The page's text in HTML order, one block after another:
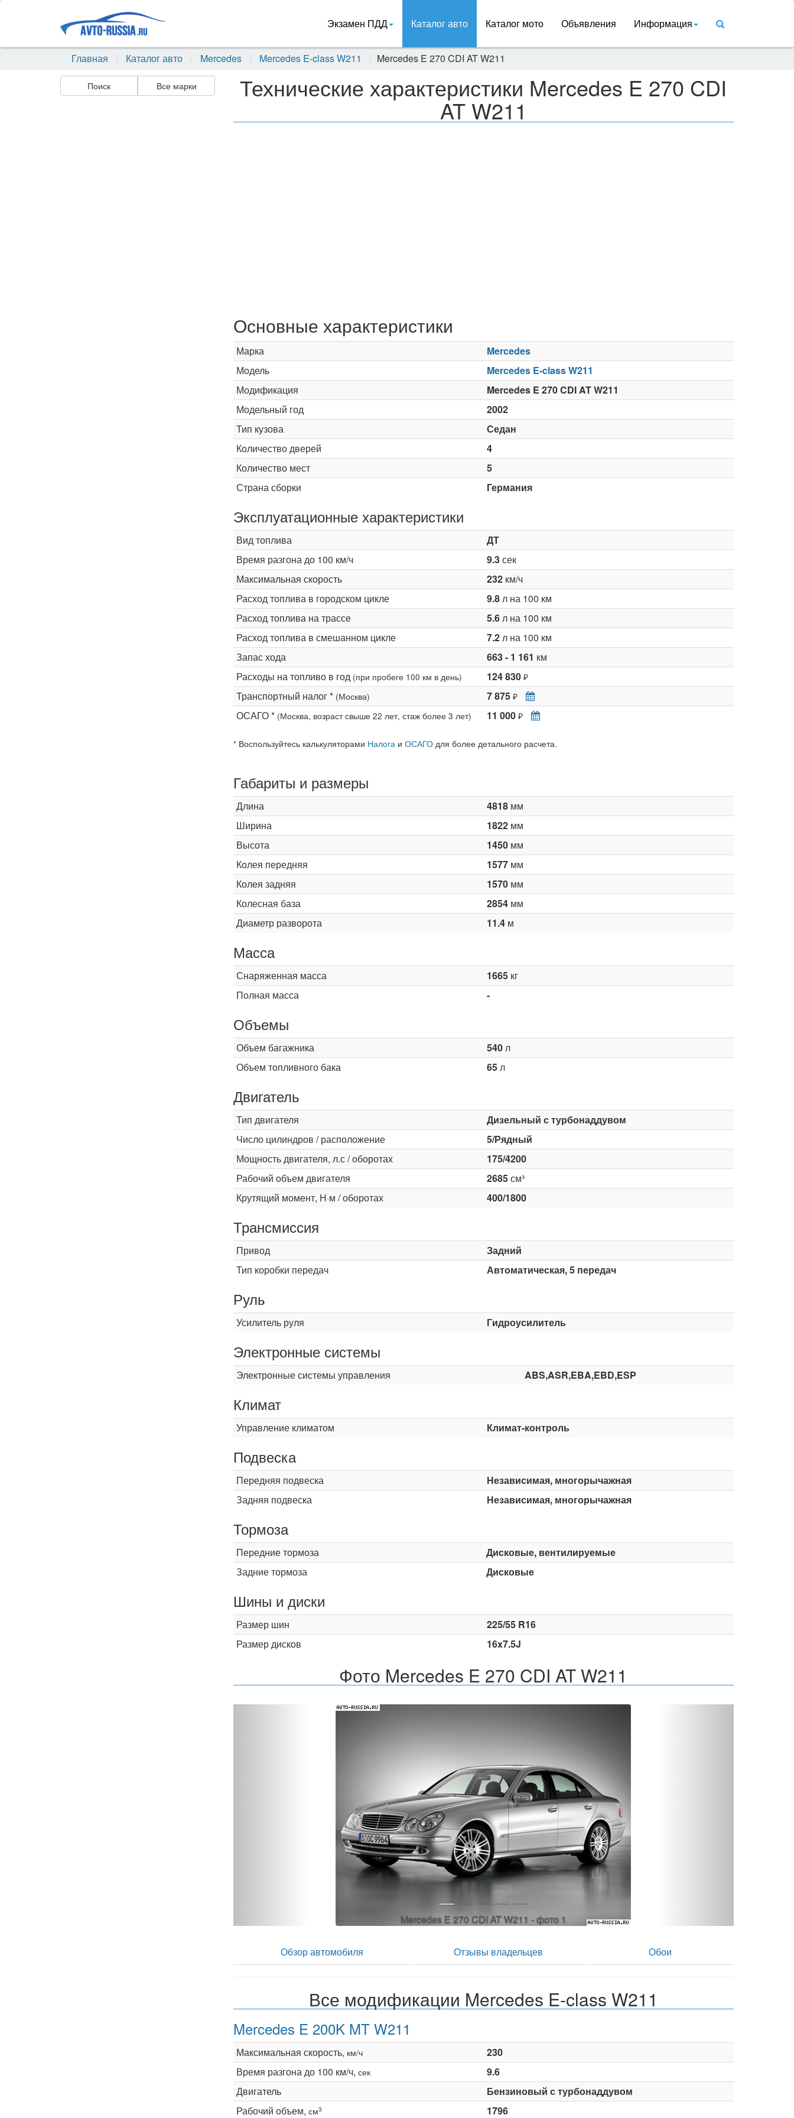
Экзамен ПДД Каталог авто Каталог мото Объявления Информация
Главная Каталог авто Mercedes Mercedes E-class W211 Mercedes E 270 CDI AT W211
Поиск Все марки Технические характеристики Mercedes E 270 CDI
AT W211
Основные характеристики
Марка
Mercedes
Модель
Mercedes E-class W211
Модификация
Mercedes E 270 CDI AT W211
Модельный год
2002
Тип кузова
Седан
Количество дверей
4
Количество мест
5
Страна сборки
Германия
Эксплуатационные характеристики
Вид топлива
ДТ
Время разгона до 100 км/ч
9.3сек
Максимальная скорость
232км/ч
Расход топлива в городском цикле
9.8л на 100 км
Расход топлива на трассе
5.6л на 100 км
Расход топлива в смешанном цикле
7.2л на 100 км
Запас хода
663 - 1 161 км
Расходы на топливо в год (при пробеге 100 км в день) 124 830 ₽
Транспортный налог * (Москва) 7 875 ₽
ОСАГО * (Москва, возраст свыше 22 лет, стаж более 3 лет) 11 000 ₽
* Воспользуйтесь калькуляторами Налогаи ОСАГОдля более детального расчета.
Габариты и размеры
Длина 4818мм
Ширина
1822мм
Высота
1450мм
Колея передняя
1577мм
Колея задняя
1570мм
Колесная база
2854мм
Диаметр разворота
11.4м
Масса
Снаряженная масса 1665кг
Полная масса
-
Объемы
Объем багажника 540л
Объем топливного бака
65л
Двигатель
Тип двигателя
Дизельный с турбонаддувом
Число цилиндров / расположение
5/Рядный
Мощность двигателя, л.с / оборотах
175/4200
Рабочий объем двигателя
2685см³
Крутящий момент, Н·м / оборотах
400/1800
Трансмиссия
Привод
Задний
Тип коробки передач
Автоматическая, 5 передач
Руль
Усилитель руля Гидроусилитель
Электронные системы
Электронные системы управления ABS,ASR,EBA,EBD,ESP
Климат
Управление климатом Климат-контроль
Подвеска
Передняя подвеска
Независимая, многорычажная
Задняя подвеска
Независимая, многорычажная
Тормоза
Передние тормоза
Дисковые, вентилируемые
Задние тормоза
Дисковые
Шины и диски
Размер шин
225/55 R16
Размер дисков
16x7.5J
Фото Mercedes E 270 CDI AT W211
Mercedes E 270 CDI AT W211 - фото 2
Обзор автомобиля Отзывы владельцев Обои
Все модификации Mercedes E-class W211
Mercedes E 200K MT W211
Максимальная скорость, км/ч
230
Время разгона до 100 км/ч, сек
9.6
Двигатель
Бензиновый с турбонаддувом
Рабочий объем, см3 1796